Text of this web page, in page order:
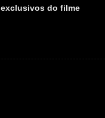
exclusivos do filme